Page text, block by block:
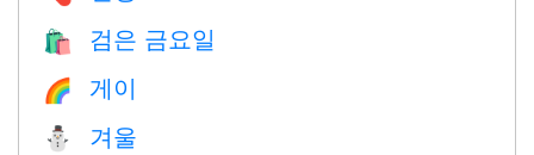
🛍 검은 금요일
🌈 게이
⛄ 겨울